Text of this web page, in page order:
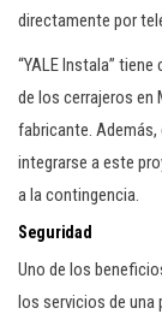
directamente por
“YALE Instala”
de los cerrajeros en
fabricante. Además,
integrarse a este
a la contingencia.
Seguridad
Uno de los
los servicios de una